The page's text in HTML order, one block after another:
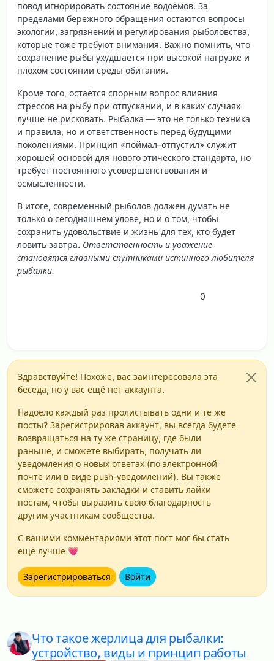
повод игнорировать состояние водоёмов. За
пределами бережного обращения остаются вопросы
экологии, загрязнений и регулирования рыболовства,
которые тоже требуют внимания. Важно помнить, что
сохранение рыбы ухудшается при высокой нагрузке и
плохом состоянии среды обитания.
Кроме того, остаётся спорным вопрос влияния
стрессов на рыбу при отпускании, и в каких случаях
лучше не рисковать. Рыбалка — это не только техника
и правила, но и ответственность перед будущими
поколениями. Принцип «поймал–отпустил» служит
хорошей основой для нового этического стандарта, но
требует постоянного усовершенствования и
осмысленности.
В итоге, современный рыболов должен думать не
только о сегодняшнем улове, но и о том, чтобы
сохранить удовольствие и жизнь для тех, кто будет
ловить завтра. Ответственность и уважение
становятся главными спутниками истинного любителя
рыбалки.
0
Здравствуйте! Похоже, вас заинтересовала эта
беседа, но у вас ещё нет аккаунта.
Надоело каждый раз пролистывать одни и те же
посты? Зарегистрировав аккаунт, вы всегда будете
возвращаться на ту же страницу, где были
раньше, и сможете выбирать, получать ли
уведомления о новых ответах (по электронной
почте или в виде push-уведомлений). Вы также
сможете сохранять закладки и ставить лайки
постам, чтобы выразить свою благодарность
другим участникам сообщества.
С вашими комментариями этот пост мог бы стать
ещё лучше 💗
Зарегистрироваться Войти
Что такое жерлица для рыбалки:
устройство, виды и принцип работы